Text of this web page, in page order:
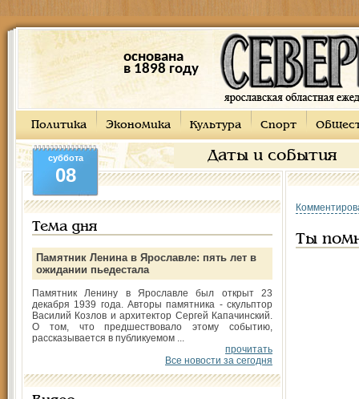
основана
в 1898 году
Политика Экономика Культура Спорт
Даты и события
суббота
08
Тема дня
Памятник Ленина в Ярославле: пять лет в
ожидании пьедестала
Памятник Ленину в Ярославле был открыт 23
декабря 1939 года. Авторы памятника - скульптор
Василий Козлов и архитектор Сергей Капачинский.
О том, что предшествовало этому событию,
рассказывается в публикуемом ...
прочитать
Все новости за сегодня
Ты